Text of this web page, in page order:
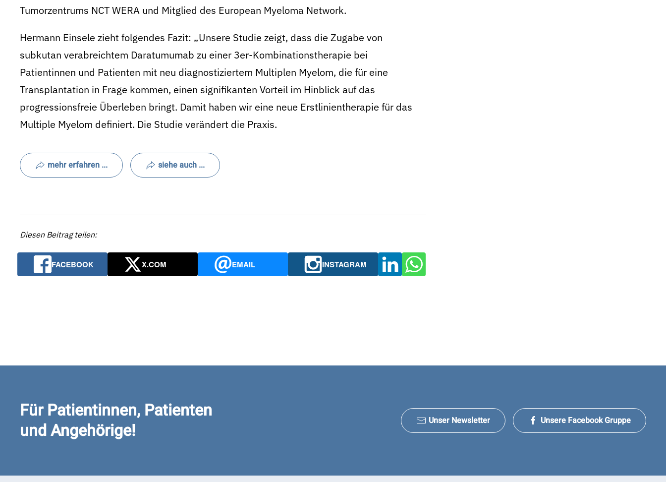
Tumorzentrums NCT WERA und Mitglied des European Myeloma Network.
Hermann Einsele zieht folgendes Fazit: „Unsere Studie zeigt, dass die Zugabe von
subkutan verabreichtem Daratumumab zu einer 3er-Kombinationstherapie bei
Patientinnen und Patienten mit neu diagnostiziertem Multiplen Myelom, die für eine
Transplantation in Frage kommen, einen signifikanten Vorteil im Hinblick auf das
progressionsfreie Überleben bringt. Damit haben wir eine neue Erstlinientherapie für das
Multiple Myelom definiert. Die Studie verändert die Praxis.
mehr erfahren ... siehe auch ...
Diesen Beitrag teilen:
FACEBOOK X.COM EMAIL INSTAGRAM
Für Patientinnen, Patienten
und Angehörige!
Unser Newsletter Unsere Facebook Gruppe